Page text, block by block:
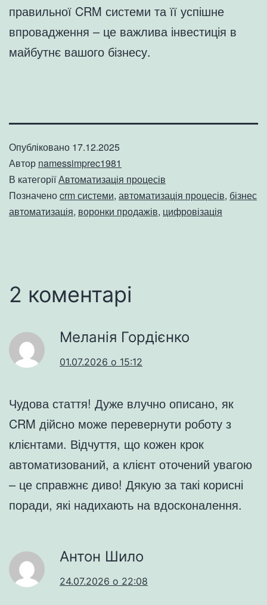
правильної CRM системи та її успішне
впровадження – це важлива інвестиція в
майбутнє вашого бізнесу.
Опубліковано 17.12.2025
Автор namessimprec1981
В категоріїАвтоматизація процесів
Позначеноcrm системи, автоматизація процесів, бізнес
автоматизація, воронки продажів, цифровізація
2 коментарі
Меланія Гордієнко
01.07.2026 о 15:12
Чудова стаття! Дуже влучно описано, як
CRM дійсно може перевернути роботу з
клієнтами. Відчуття, що кожен крок
автоматизований, а клієнт оточений увагою
– це справжнє диво! Дякую за такі корисні
поради, які надихають на вдосконалення.
Антон Шило
24.07.2026 о 22:08